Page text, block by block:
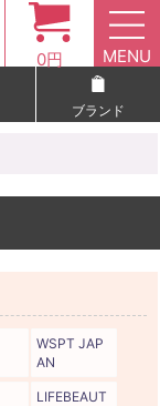
0円 MENU
ブランド
WSPT JAP
AN
LIFEBEAUT